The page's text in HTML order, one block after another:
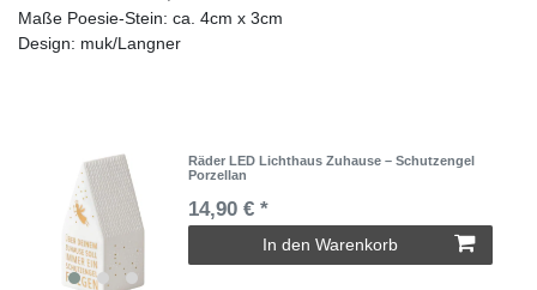
Maße Poesie-Stein: ca. 4cm x 3cm
Design: muk/Langner
Räder LED Lichthaus Zuhause – Schutzengel
Porzellan
14,90 € *
In den Warenkorb